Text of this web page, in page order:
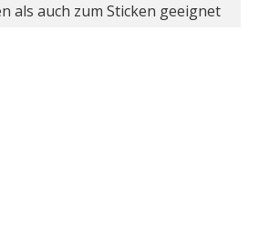
als auch zum Sticken geeignet